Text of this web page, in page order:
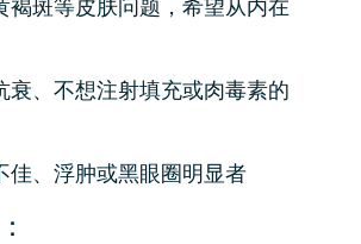
褐斑等皮肤问题，希望从内在
衰、不想注射填充或肉毒素的
佳、浮肿或黑眼圈明显者